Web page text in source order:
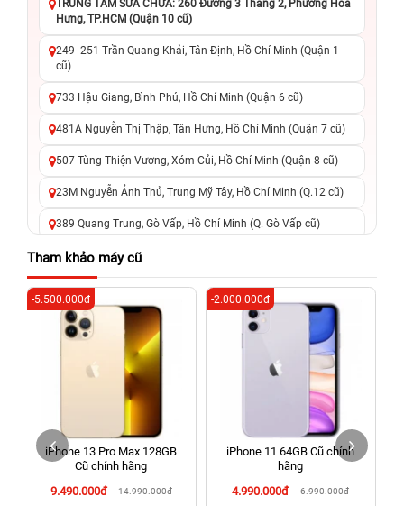
TRUNG TÂM SỬA CHỮA: 260 Đường 3 Tháng 2, Phường Hòa
Hưng, TP.HCM (Quận 10 cũ)
249 -251 Trần Quang Khải, Tân Định, Hồ Chí Minh (Quận 1
cũ)
733 Hậu Giang, Bình Phú, Hồ Chí Minh (Quận 6 cũ)
481A Nguyễn Thị Thập, Tân Hưng, Hồ Chí Minh (Quận 7 cũ)
507 Tùng Thiện Vương, Xóm Củi, Hồ Chí Minh (Quận 8 cũ)
23M Nguyễn Ảnh Thủ, Trung Mỹ Tây, Hồ Chí Minh (Q.12 cũ)
389 Quang Trung, Gò Vấp, Hồ Chí Minh (Q. Gò Vấp cũ)
625 - 625A Âu Cơ, Tân Phú, Hồ Chí Minh (Quận Tân Phú cũ)
326 Lê Văn Việt, Tăng Nhơn Phú, Hồ Chí Minh (Q.9 TP. Thủ
Đức cũ)
256 Võ Văn Ngân, Thủ Đức, Hồ Chí Minh (Bình Thọ, TP. Thủ
70 Nguyễn An Ninh, Dĩ An, Hồ Chí Minh (Bình Dương Cũ)
24h Vũng Tàu: 162A Ba Cu, Vũng Tàu, Hồ Chí Minh (TP. Vũng
Tàu cũ)
198 Hoàng Văn Thụ, Tân Sơn Nhất, Hồ Chí Minh (Tân Bình
Tham khảo máy cũ
iPhone 13 Pro Max 128GB
Cũ chính hãng
9.490.000đ
14.990.000đ
-5.500.000đ
iPhone 11 64GB Cũ chính
hãng
4.990.000đ
6.990.000đ
-2.000.000đ